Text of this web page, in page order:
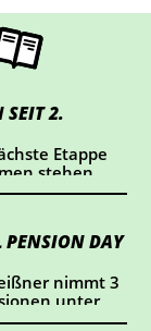
SEIT 2.
Etappe
stehen
besteht.
PENSION DAY
nimmt 3
unter